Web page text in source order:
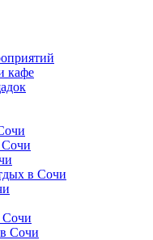
кафе
Сочи
в Сочи
Сочи
Сочи